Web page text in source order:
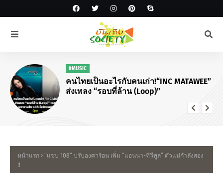
#MUSIC
คนไทยเป็นอะไรกับคนเก่า!“INC MATAWEE”
ส่งเพลง “รอบที่ล้าน (Loop)”
หน้าแรก
“แซ่บ 108” ปรับองศาร้อน เพิ่ม “แอนนา-ทีวีพูล” ตัวแม่กำลังสอง
!!